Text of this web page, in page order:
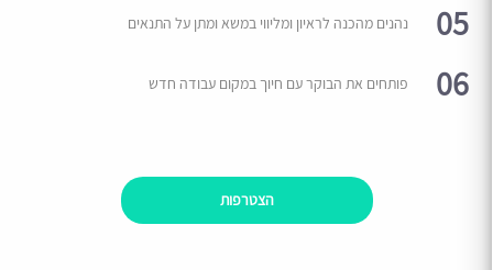
05 נהנים מהכנה לראיון ומליווי במשא ומתן על התנאים
06 פותחים את הבוקר עם חיוך במקום עבודה חדש
הצטרפות